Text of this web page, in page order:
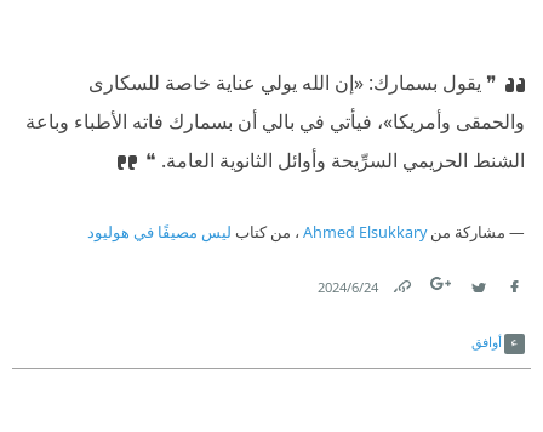
❞ ⁠‫يقول بسمارك: «إن الله يولي عناية خاصة للسكارى
والحمقى وأمريكا»، فيأتي في بالي أن بسمارك فاته الأطباء وباعة
الشنط الحريمي السرِّيحة وأوائل الثانوية العامة. ❝
مشاركة منAhmed Elsukkary ، من كتاب ليس مصيفًا في هوليود
24‏/6‏/2024
أوافق